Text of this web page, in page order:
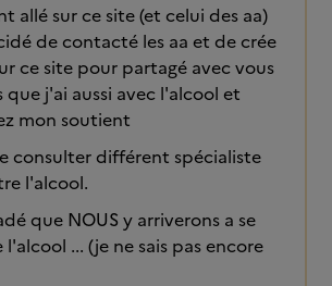
allé sur ce site (et celui des aa)
de contacté les aa et de crée
ce site pour partagé avec vous
j'ai aussi avec l'alcool et
mon soutient
consulter différent spécialiste
l'alcool.
que NOUS y arriverons a se
... (je ne sais pas encore